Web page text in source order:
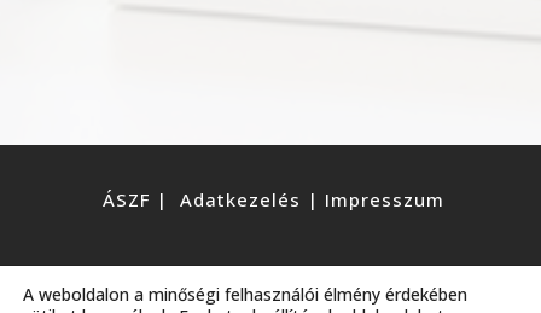
ÁSZF | Adatkezelés | Impresszum
© 2020 | Minden jog fenntartva.
A weboldalon a minőségi felhasználói élmény érdekében